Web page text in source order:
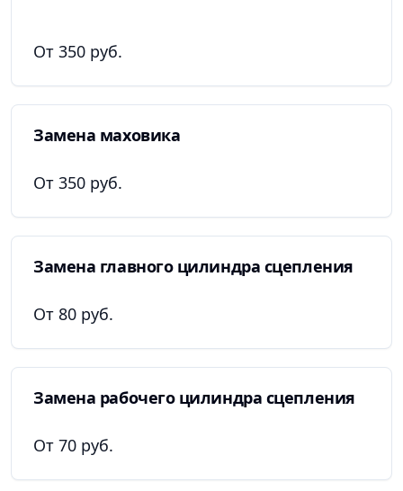
От 350 руб.
Замена маховика
От 350 руб.
Замена главного цилиндра сцепления
От 80 руб.
Замена рабочего цилиндра сцепления
От 70 руб.